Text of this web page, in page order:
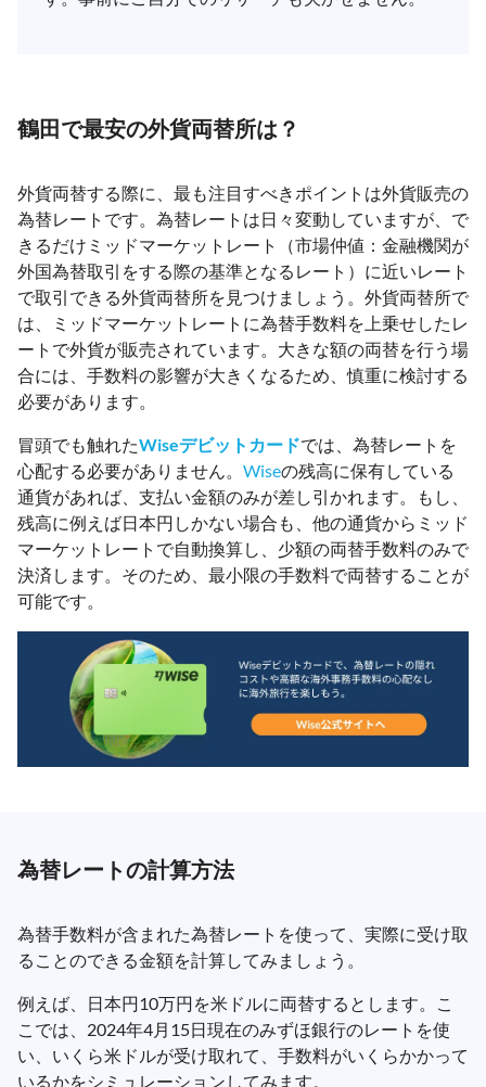
鶴田で最安の外貨両替所は？
外貨両替する際に、最も注目すべきポイントは外貨販売の
為替レートです。為替レートは日々変動していますが、で
きるだけミッドマーケットレート（市場仲値：金融機関が
外国為替取引をする際の基準となるレート）に近いレート
で取引できる外貨両替所を見つけましょう。外貨両替所で
は、ミッドマーケットレートに為替手数料を上乗せしたレ
ートで外貨が販売されています。大きな額の両替を行う場
合には、手数料の影響が大きくなるため、慎重に検討する
必要があります。
冒頭でも触れたWiseデビットカードでは、為替レートを
心配する必要がありません。 Wiseの残高に保有している
通貨があれば、支払い金額のみが差し引かれます。もし、
残高に例えば日本円しかない場合も、他の通貨からミッド
マーケットレートで自動換算し、少額の両替手数料のみで
決済します。そのため、最小限の手数料で両替することが
可能です。
為替レートの計算方法
為替手数料が含まれた為替レートを使って、実際に受け取
ることのできる金額を計算してみましょう。
例えば、日本円10万円を米ドルに両替するとします。こ
こでは、2024年4月15日現在のみずほ銀行のレートを使
い、いくら米ドルが受け取れて、手数料がいくらかかって
いるかをシミュレーションしてみます。